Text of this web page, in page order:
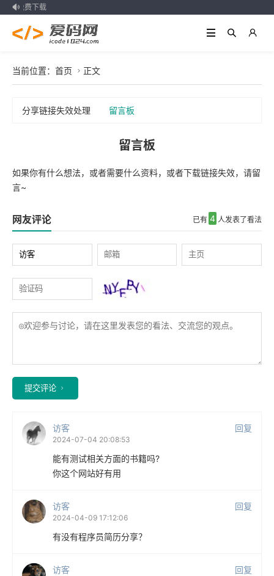

源免费下载
当前位置： 首页  正文
分享链接失效处理 留言板
留言板
如果你有什么想法，或者需要什么资料，或者下载链接失效，请留
言~
网友评论 已有 4 人发表了看法
提交评论
访客 回复
2024-07-04 20:08:53
能有测试相关方面的书籍吗?
你这个网站好有用
访客 回复
2024-04-09 17:12:06
有没有程序员简历分享？
访客 回复